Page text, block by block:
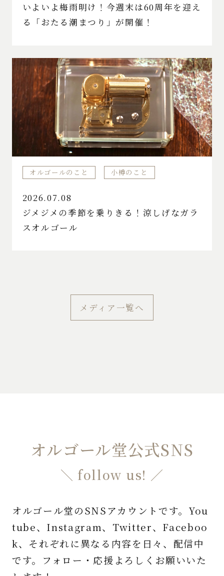
いよいよ梅雨明け！今週末は60周年を迎え
る「おたる潮まつり」が開催！
オルゴールのこと 小樽のこと
2026.07.08
ジメジメの季節を乗りきる！涼しげなガラ
スオルゴール
メディア一覧へ
オルゴール堂公式SNS
＼ follow us! ／
オルゴール堂のSNSアカウントです。You
tube、Instagram、Twitter、Faceboo
k、それぞれに異なる内容を日々、配信中
です。フォロー・応援よろしくお願いいた